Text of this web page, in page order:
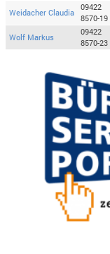
Weidacher Claudia
09422
8570-19
Wolf Markus
09422
8570-23